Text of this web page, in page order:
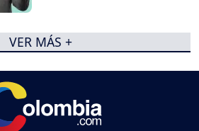
VER MÁS +